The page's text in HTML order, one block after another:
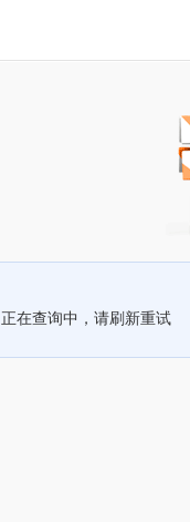
正在查询中，请刷新重试